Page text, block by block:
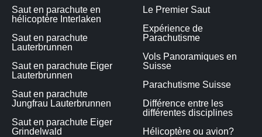
Saut en parachute en
hélicoptère Interlaken
Saut en parachute
Lauterbrunnen
Saut en parachute Eiger
Lauterbrunnen
Saut en parachute
Jungfrau Lauterbrunnen
Saut en parachute Eiger
Grindelwald
Le Premier Saut
Expérience de
Parachutisme
Vols Panoramiques en
Suisse
Parachutisme Suisse
Différence entre les
différentes disciplines
Hélicoptère ou avion?